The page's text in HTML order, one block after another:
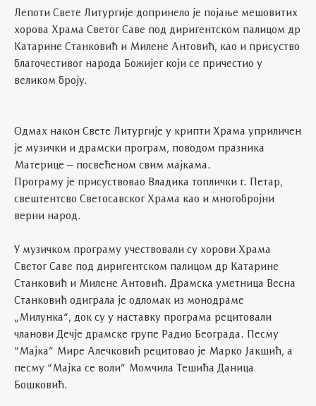
Лепоти Свете Литургије допринело је појање мешовитих
хорова Храма Светог Саве под диригентском палицом др
Катарине Станковић и Милене Антовић, као и присуство
благочестивог народа Божијег који се причестио у
великом броју.
Одмах након Свете Литургије у крипти Храма уприличен
је музички и драмски програм, поводом празника
Материце – посвећеном свим мајкама.
Програму је присуствовао Владика топлички г. Петар,
свештентсво Светосавског Храма као и многобројни
верни народ.
У музичком програму учествовали су хорови Храма
Светог Саве под диригентском палицом др Катарине
Станковић и Милене Антовић. Драмска уметница Весна
Станковић одиграла је одломак из монодраме
„Милунка“, док су у наставку програма рецитовали
чланови Дечје драмске групе Радио Београда. Песму
“Мајка” Мире Алечковић рецитовао је Марко Јакшић, а
песму “Мајка се воли” Момчила Тешића Даница
Бошковић.